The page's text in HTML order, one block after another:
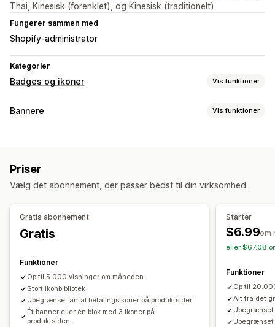
Thai, Kinesisk (forenklet), og Kinesisk (traditionelt)
Fungerer sammen med
Shopify-administrator
Kategorier
Badges og ikoner Vis funktioner
Ikontyper
Tilpasning
Styling
Størrelse
Placering af ikon
Annonceringslinje
Tilpassede sider
Kollektionssider
Sidefod
Sidehoved
Landingssider
Produktsider Søgeside
Bannere Vis funktioner
Sporing af ydeevne
Priser
Vælg det abonnement, der passer bedst til din virksomhed.
Gratis abonnement
Gratis
Funktioner
Op til 5.000 visninger om måneden
Stort ikonbibliotek
Ubegrænset antal betalingsikoner på produktsider
Ét banner eller én blok med 3 ikoner på
produktsiden
Starter
$6.99om
eller $67.08
Funktioner
Op til
Alt fra det
Ubegrænset
Ubegrænset